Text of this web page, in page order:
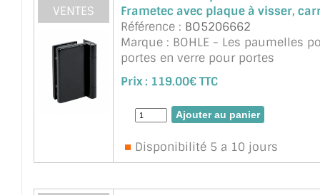
VENTES
Frametec avec plaque à visser,
Référence : BO5206662
Marque : BOHLE - Les paumelles
portes en verre pour portes
indépendantes de l'huisserie, au
design classique, anguleux et
intemporel, s'adaptent
chaque mur et sont particulière ...
Prix : 119.00€ TTC
Disponibilité 5 a 10 jours